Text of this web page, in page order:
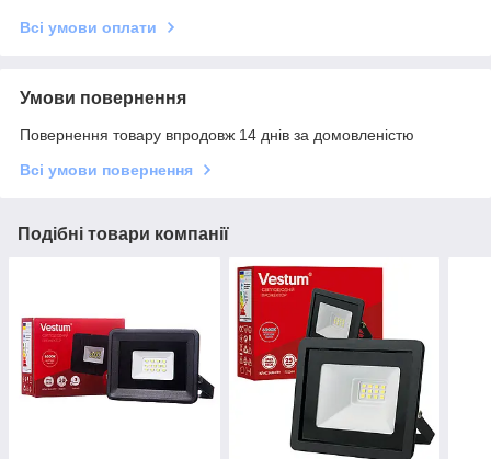
Всі умови оплати
Умови повернення
Повернення товару впродовж 14 днів за домовленістю
Всі умови повернення
Подібні товари компанії